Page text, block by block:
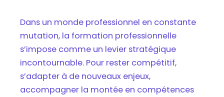
Dans un monde professionnel en constante
mutation, la formation professionnelle
s’impose comme un levier stratégique
incontournable. Pour rester compétitif,
s’adapter à de nouveaux enjeux,
accompagner la montée en compétences